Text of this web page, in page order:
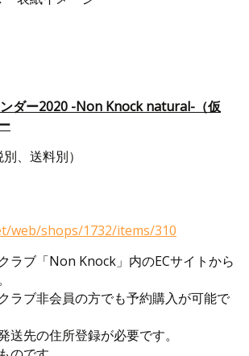
ンダー2020 -Non Knock natural-（仮
、送料別）
web/shops/1732/items/310
ラブ「Non Knock」内のECサイトから
ラブ非会員の方でも予約購入が可能で
先の住所登録が必要です。